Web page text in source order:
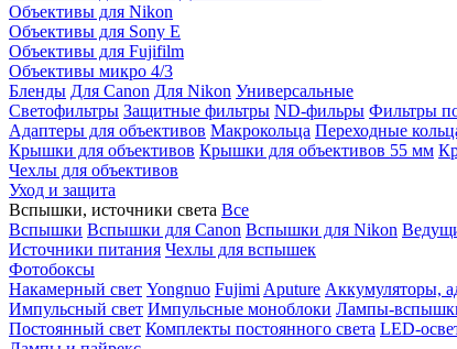
Объективы для Nikon
Объективы для Sony E
Объективы для Fujifilm
Объективы микро 4/3
Бленды Для Canon Для Nikon Универсальные
Светофильтры Защитные фильтры ND-фильры Фильтры
Адаптеры для объективов Макрокольца Переходные
Крышки для объективов Крышки для объективов 55 мм
Чехлы для объективов
Уход и защита
Вспышки, источники света Все
Вспышки Вспышки для Canon Вспышки для Nikon
Источники питания Чехлы для вспышек
Фотобоксы
Накамерный свет Yongnuo Fujimi Aputure Аккумуляторы,
Импульсный свет Импульсные моноблоки Лампы-
Постоянный свет Комплекты постоянного света LED-